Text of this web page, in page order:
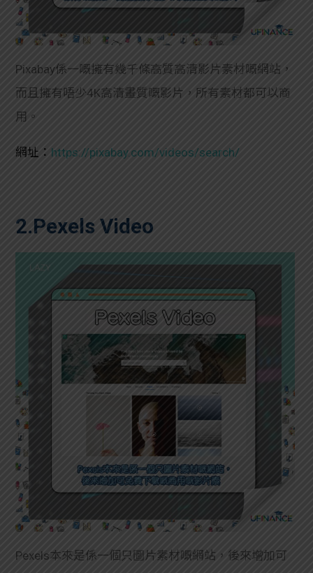
Pixabay係一嘅擁有幾千條高質高清影片素材嘅網站，
而且擁有唔少4K高清畫質嘅影片，所有素材都可以商
用。
網址： https://pixabay.com/videos/search/
2.Pexels Video
Pexels本來是係一個只圖片素材嘅網站，後來增加可